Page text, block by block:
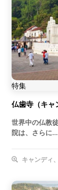
特集
仏歯寺（キャ
世界中の仏教
院は、さらに…
キャンディ